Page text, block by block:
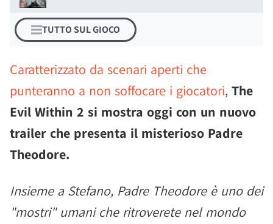
TUTTO SUL GIOCO
Caratterizzato da scenari aperti che
punteranno a non soffocare i giocatori, The
Evil Within 2 si mostra oggi con un nuovo
trailer che presenta il misterioso Padre
Theodore.
Insieme a Stefano, Padre Theodore è uno dei
"mostri" umani che ritroverete nel mondo